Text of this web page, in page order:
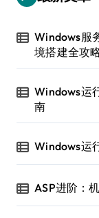
Windows服
境搭建全攻
Windows运
南
Windows运
ASP进阶：